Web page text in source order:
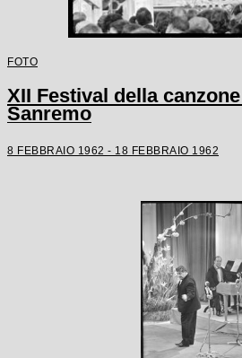
FOTO
XII Festival della
Sanremo
8 FEBBRAIO 1962 - 18 FEBBRAIO 1962